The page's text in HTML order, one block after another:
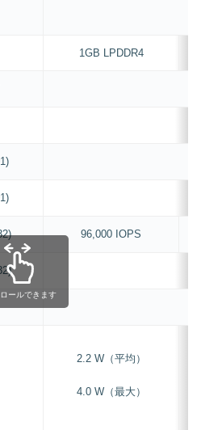
1GB LPDDR4
96,000 IOPS
2.2 W（平均）
4.0 W（最大）
ールできます